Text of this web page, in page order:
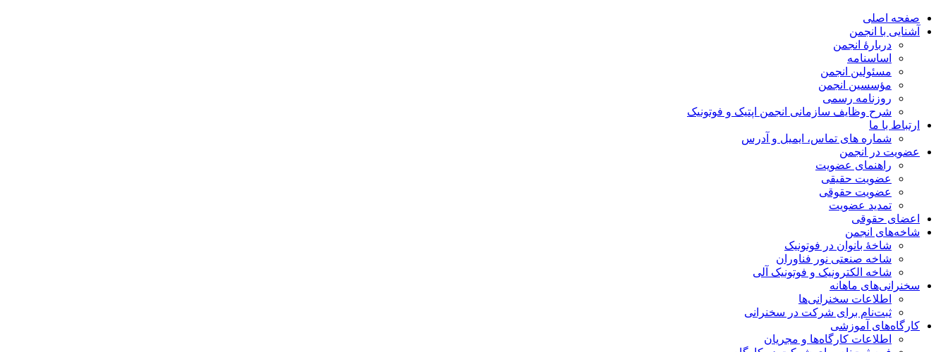
صفحه اصلی
آشنایی با انجمن
دربارۀ انجمن
اساسنامه
مسئولین انجمن
مؤسسین انجمن
روزنامه رسمی
شرح وظایف سازمانی انجمن اپتیک و فوتونیک
ارتباط با ما
شماره های تماس، ایمیل و آدرس
عضویت در انجمن
راهنمای عضویت
عضویت حقیقی
عضویت حقوقی
تمدید عضویت
اعضای حقوقی
شاخه‌های انجمن
شاخۀ بانوان در فوتونیک
شاخه صنعتی نور فناوران
شاخه‌ الکترونیک و فوتونیک آلی
سخنرانی‌های ماهانه
اطلاعات سخنرانی‌‌ها
ثبت‌نام برای شرکت در سخنرانی
کارگاه‌های آموزشی
اطلاعات کارگاه‌ها و مجریان